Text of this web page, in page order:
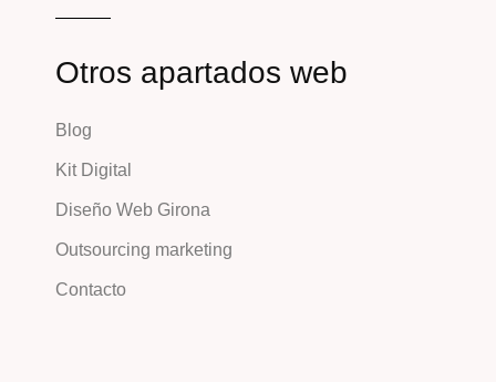
Otros apartados web
Blog
Kit Digital
Diseño Web Girona
Outsourcing marketing
Contacto